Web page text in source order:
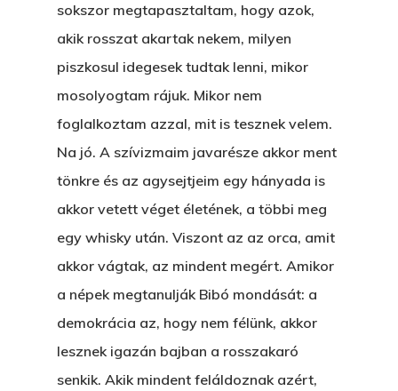
sokszor megtapasztaltam, hogy azok,
akik rosszat akartak nekem, milyen
piszkosul idegesek tudtak lenni, mikor
mosolyogtam rájuk. Mikor nem
foglalkoztam azzal, mit is tesznek velem.
Na jó. A szívizmaim javarésze akkor ment
tönkre és az agysejtjeim egy hányada is
akkor vetett véget életének, a többi meg
egy whisky után. Viszont az az orca, amit
akkor vágtak, az mindent megért. Amikor
a népek megtanulják Bibó mondását: a
demokrácia az, hogy nem félünk, akkor
lesznek igazán bajban a rosszakaró
senkik. Akik mindent feláldoznak azért,